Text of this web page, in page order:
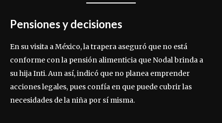
Pensiones y decisiones
En su visita a México, la trapera aseguró que no está
conforme con la pensión alimenticia que Nodal brinda a
su hija Inti. Aun así, indicó que no planea emprender
acciones legales, pues confía en que puede cubrir las
necesidades de la niña por sí misma.